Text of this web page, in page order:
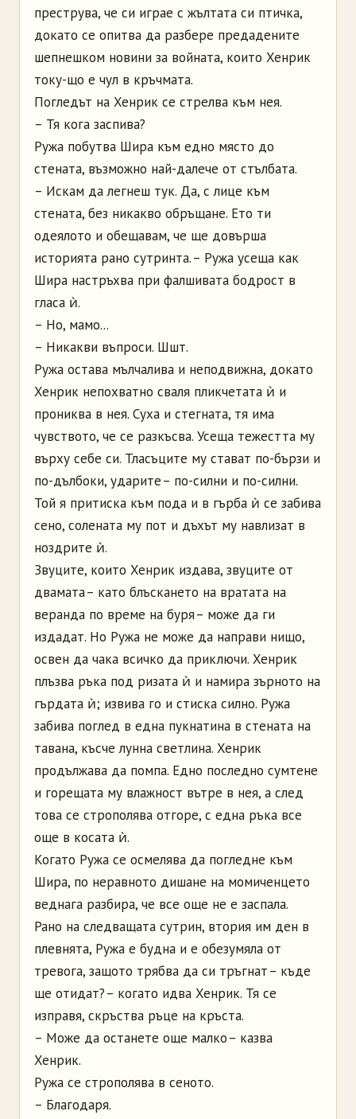
преструва, че си играе с жълтата си птичка,
докато се опитва да разбере предадените
шепнешком новини за войната, които Хенрик
току-що е чул в кръчмата.
Погледът на Хенрик се стрелва към нея.
– Тя кога заспива?
Ружа побутва Шира към едно място до
стената, възможно най-далече от стълбата.
– Искам да легнеш тук. Да, с лице към
стената, без никакво обръщане. Ето ти
одеялото и обещавам, че ще довърша
историята рано сутринта. – Ружа усеща как
Шира настръхва при фалшивата бодрост в
гласа ѝ.
– Но, мамо...
– Никакви въпроси. Шшт.
Ружа остава мълчалива и неподвижна, докато
Хенрик непохватно сваля пликчетата ѝ и
прониква в нея. Суха и стегната, тя има
чувството, че се разкъсва. Усеща тежестта му
върху себе си. Тласъците му стават по-бързи и
по-дълбоки, ударите – по-силни и по-силни.
Той я притиска към пода и в гърба ѝ се забива
сено, солената му пот и дъхът му навлизат в
ноздрите ѝ.
Звуците, които Хенрик издава, звуците от
двамата – като блъскането на вратата на
веранда по време на буря – може да ги
издадат. Но Ружа не може да направи нищо,
освен да чака всичко да приключи. Хенрик
плъзва ръка под ризата ѝ и намира зърното на
гърдата ѝ; извива го и стиска силно. Ружа
забива поглед в една пукнатина в стената на
тавана, късче лунна светлина. Хенрик
продължава да помпа. Едно последно сумтене
и горещата му влажност вътре в нея, а след
това се строполява отгоре, с една ръка все
още в косата ѝ.
Когато Ружа се осмелява да погледне към
Шира, по неравното дишане на момиченцето
веднага разбира, че все още не е заспала.
Рано на следващата сутрин, втория им ден в
плевнята, Ружа е будна и е обезумяла от
тревога, защото трябва да си тръгнат – къде
ще отидат? – когато идва Хенрик. Тя се
изправя, скръства ръце на кръста.
– Може да останете още малко – казва
Хенрик.
Ружа се строполява в сеното.
– Благодаря.